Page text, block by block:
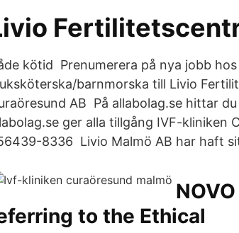
kötid Prenumerera på nya jobb
barnmorska till Livio
AB På allabolag.se hittar
ger alla tillgång IVF-kliniken
8336 Livio Malmö AB har haft
to the Ethical